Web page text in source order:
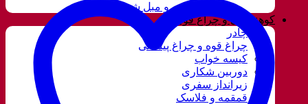
فرش شور و مبل شور
کوهنوردی و چراغ قوه
چادر
چراغ قوه و چراغ پیشانی
کیسه خواب
دوربین شکاری
زیرانداز سفری
قمقمه و فلاسک